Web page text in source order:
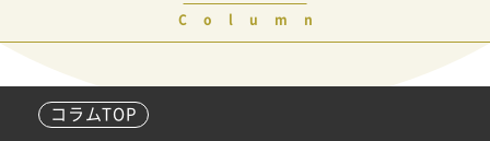
Column
コラムTOP